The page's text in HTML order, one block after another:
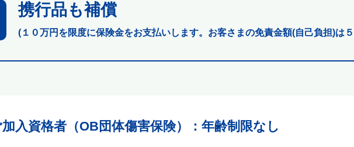
携行品も補償
(１０万円を限度に保険金をお支払いします。お客さまの免責金額(自己負担)は
入資格者（OB団体傷害保険） ：年齢制限なし